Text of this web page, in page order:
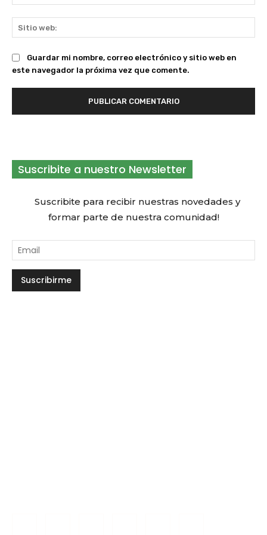
Guardar mi nombre, correo electrónico y sitio web en
este navegador la próxima vez que comente.
Suscribite a nuestro Newsletter
Suscribite para recibir nuestras novedades y
formar parte de nuestra comunidad!